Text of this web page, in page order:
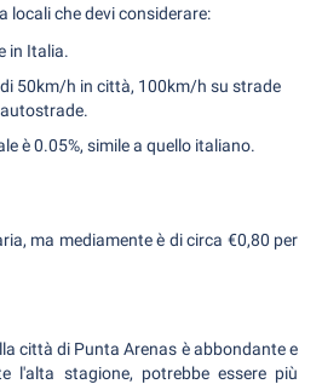
locali che devi considerare:
in Italia.
50km/h in città, 100km/h su strade
è 0.05%, simile a quello italiano.
ma mediamente è di circa €0,80 per
città di Punta Arenas è abbondante e
l'alta stagione, potrebbe essere più